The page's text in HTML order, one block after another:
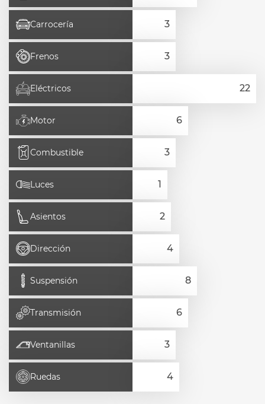
Carrocería
Frenos
Eléctricos
Motor
Combustible
Luces
Asientos
Dirección
Suspensión
Transmisión
Ventanillas
Ruedas